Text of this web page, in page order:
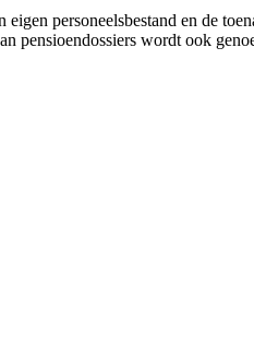
personeelsbestand en de
wordt ook